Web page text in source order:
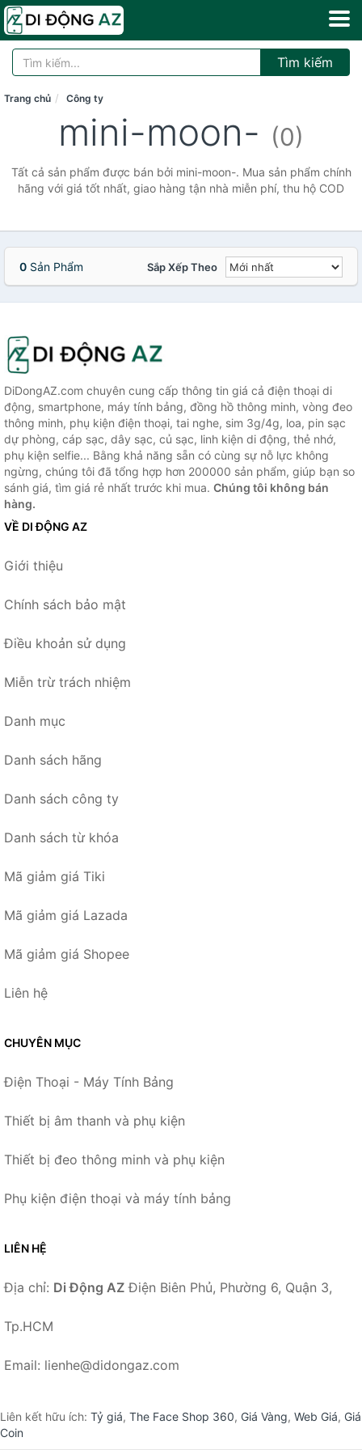
Tìm kiếm
Trang chủ Công ty
mini-moon- (0)
Tất cả sản phẩm được bán bởi mini-moon-. Mua sản phẩm chính
hãng với giá tốt nhất, giao hàng tận nhà miễn phí, thu hộ COD
0 Sản Phẩm Sắp Xếp Theo
DiDongAZ.com chuyên cung cấp thông tin giá cả điện thoại di
động, smartphone, máy tính bảng, đồng hồ thông minh, vòng đeo
thông minh, phụ kiện điện thoại, tai nghe, sim 3g/4g, loa, pin sạc
dự phòng, cáp sạc, dây sạc, củ sạc, linh kiện di động, thẻ nhớ,
phụ kiện selfie... Bằng khả năng sẵn có cùng sự nỗ lực không
ngừng, chúng tôi đã tổng hợp hơn 200000 sản phẩm, giúp bạn so
sánh giá, tìm giá rẻ nhất trước khi mua. Chúng tôi không bán
hàng.
VỀ DI ĐỘNG AZ
Giới thiệu
Chính sách bảo mật
Điều khoản sử dụng
Miễn trừ trách nhiệm
Danh mục
Danh sách hãng
Danh sách công ty
Danh sách từ khóa
Mã giảm giá Tiki
Mã giảm giá Lazada
Mã giảm giá Shopee
Liên hệ
CHUYÊN MỤC
Điện Thoại - Máy Tính Bảng
Thiết bị âm thanh và phụ kiện
Thiết bị đeo thông minh và phụ kiện
Phụ kiện điện thoại và máy tính bảng
LIÊN HỆ
Địa chỉ: Di Động AZ Điện Biên Phủ, Phường 6, Quận 3,
Tp.HCM
Email: lienhe@didongaz.com
Liên kết hữu ích: Tỷ giá, The Face Shop 360, Giá Vàng, Web Giá, Giá
Coin